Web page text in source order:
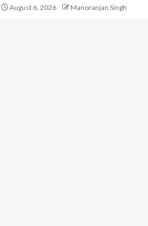
August 6, 2026 Manoranjan Singh